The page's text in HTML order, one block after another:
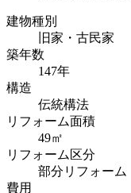
建物種別
旧家・古民家
築年数
147年
構造
伝統構法
リフォーム面積
49㎡
リフォーム区分
部分リフォーム
費用